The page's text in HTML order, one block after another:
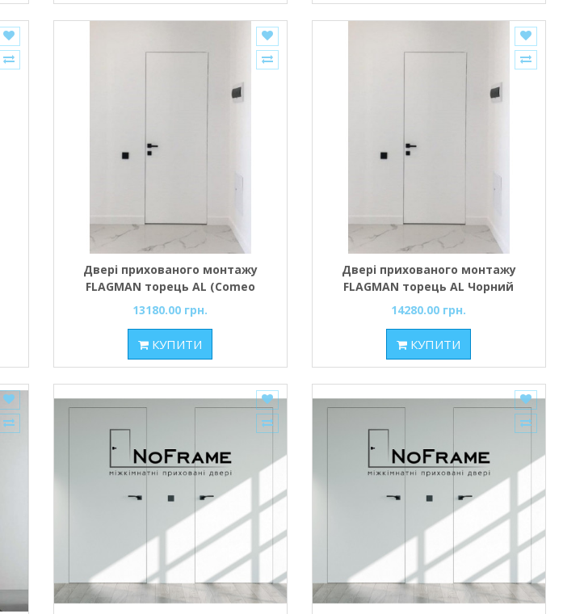
Двері прихованого монтажу
FLAGMAN торець AL (Comeo
Porte)
13180.00 грн.
КУПИТИ
Двері прихованого монтажу
FLAGMAN торець AL Чорний
(Comeo Porte)
14280.00 грн.
КУПИТИ